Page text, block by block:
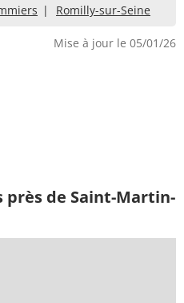
Romilly-sur-Seine
Mise à jour le 05/01/26
de Saint-Martin-